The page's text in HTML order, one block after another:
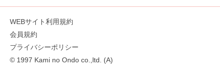
WEBサイト利用規約
会員規約
プライバシーポリシー
© 1997 Kami no Ondo co.,ltd. (A)